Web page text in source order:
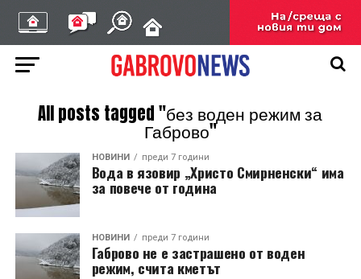
All posts tagged "без воден режим за
Габрово"
НОВИНИ преди 7 години
Вода в язовир „Христо Смирненски“ има
за повече от година
НОВИНИ преди 7 години
Габрово не е застрашено от воден
режим, счита кметът